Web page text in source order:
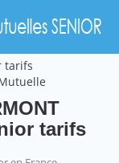
tarifs
tarifs